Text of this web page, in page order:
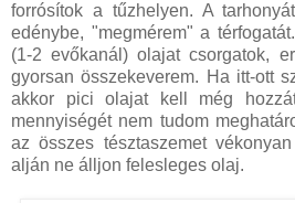
forrósítok a tűzhelyen. A
edénybe, "megmérem" a
(1-2 evőkanál) olajat csorgatok,
gyorsan összekeverem. Ha itt-ott
akkor pici olajat kell még
mennyiségét nem tudom
az összes tésztaszemet
alján ne álljon felesleges olaj.